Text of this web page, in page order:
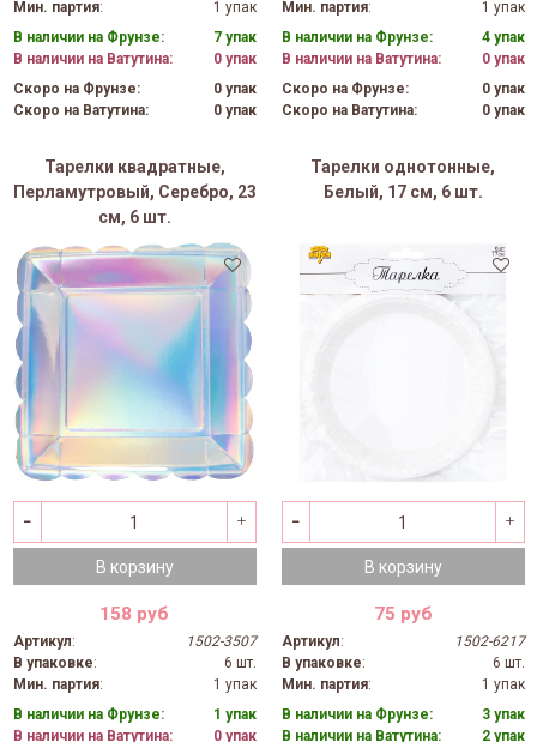
Мин. партия:
1 упак
В наличии на Фрунзе:
7 упак
В наличии на Ватутина:
0 упак
Скоро на Фрунзе:
0 упак
Скоро на Ватутина:
0 упак
Мин. партия:
1 упак
В наличии на Фрунзе:
4 упак
В наличии на Ватутина:
0 упак
Скоро на Фрунзе:
0 упак
Скоро на Ватутина:
0 упак
Тарелки квадратные,
Перламутровый, Серебро, 23
см, 6 шт.
В корзину
158 руб
Артикул:
1502-3507
В упаковке:
6 шт.
Мин. партия:
1 упак
В наличии на Фрунзе:
1 упак
В наличии на Ватутина:
0 упак
Тарелки однотонные,
Белый, 17 см, 6 шт.
В корзину
75 руб
Артикул:
1502-6217
В упаковке:
6 шт.
Мин. партия:
1 упак
В наличии на Фрунзе:
3 упак
В наличии на Ватутина:
2 упак